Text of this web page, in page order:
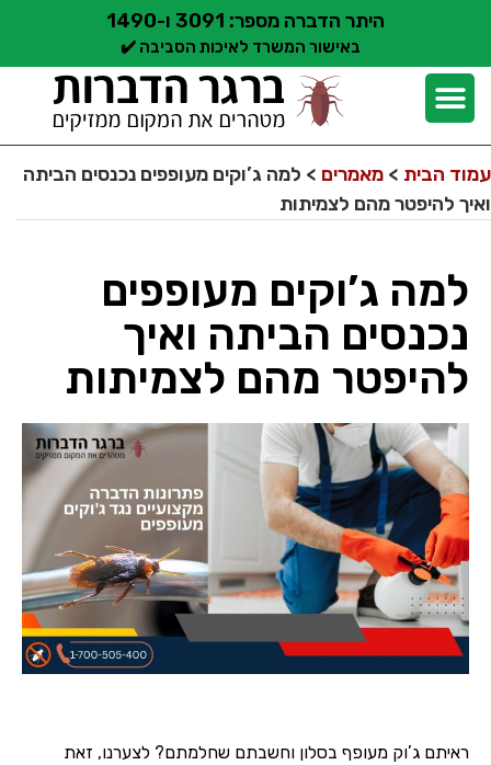
היתר הדברה מספר: 3091 ו-1490
באישור המשרד לאיכות הסביבה ✔️
עמוד הבית > מאמרים > למה ג’וקים מעופפים נכנסים הביתה
ואיך להיפטר מהם לצמיתות
למה ג’וקים מעופפים
נכנסים הביתה ואיך
להיפטר מהם לצמיתות
ראיתם ג’וק מעופף בסלון וחשבתם שחלמתם? לצערנו, זאת